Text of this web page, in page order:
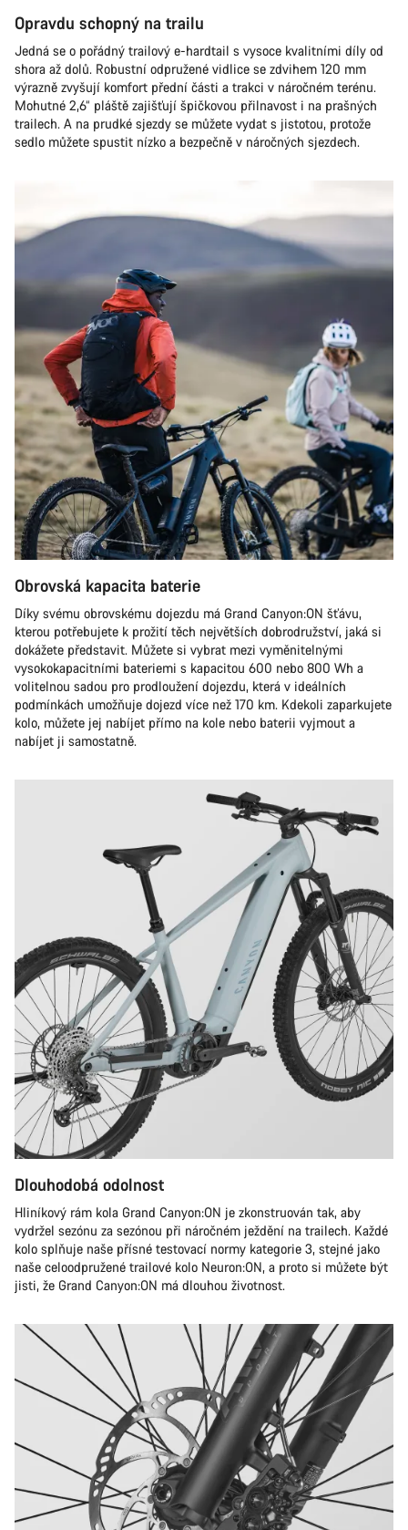
Opravdu schopný na trailu
Jedná se o pořádný trailový e-hardtail s vysoce kvalitními díly od
shora až dolů. Robustní odpružené vidlice se zdvihem 120 mm
výrazně zvyšují komfort přední části a trakci v náročném terénu.
Mohutné 2,6“ pláště zajišťují špičkovou přilnavost i na prašných
trailech. A na prudké sjezdy se můžete vydat s jistotou, protože
sedlo můžete spustit nízko a bezpečně v náročných sjezdech.
Obrovská kapacita baterie
Díky svému obrovskému dojezdu má Grand Canyon:ON šťávu,
kterou potřebujete k prožití těch největších dobrodružství, jaká si
dokážete představit. Můžete si vybrat mezi vyměnitelnými
vysokokapacitními bateriemi s kapacitou 600 nebo 800 Wh a
volitelnou sadou pro prodloužení dojezdu, která v ideálních
podmínkách umožňuje dojezd více než 170 km. Kdekoli zaparkujete
kolo, můžete jej nabíjet přímo na kole nebo baterii vyjmout a
nabíjet ji samostatně.
Dlouhodobá odolnost
Hliníkový rám kola Grand Canyon:ON je zkonstruován tak, aby
vydržel sezónu za sezónou při náročném ježdění na trailech. Každé
kolo splňuje naše přísné testovací normy kategorie 3, stejné jako
naše celoodpružené trailové kolo Neuron:ON, a proto si můžete být
jisti, že Grand Canyon:ON má dlouhou životnost.